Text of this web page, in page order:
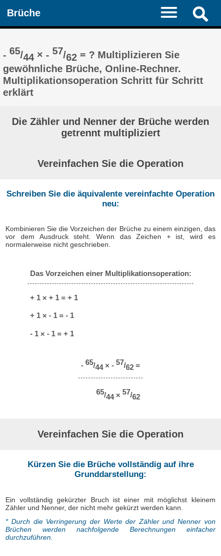
Brüche
-65/44 × -57/62 = ? Multiplizieren Sie
gewöhnliche Brüche, Online-Rechner.
Multiplikationsoperation Schritt für Schritt
erklärt
Die Zähler und Nenner der Brüche werden
getrennt multipliziert
Vereinfachen Sie die Operation
Schreiben Sie die äquivalente vereinfachte Operation
neu:
Kombinieren Sie die Vorzeichen der Brüche zu einem einzigen, das
vor dem Ausdruck steht. Wenn das Zeichen + ist, wird es
normalerweise nicht geschrieben.
Das Vorzeichen einer Multiplikationsoperation:
+ 1 × + 1 = + 1
+ 1 × - 1 = - 1
- 1 × - 1 = + 1
- 65/44 × - 57/62 =
65/44 × 57/62
Vereinfachen Sie die Operation
Kürzen Sie die Brüche vollständig auf ihre
Grunddarstellung:
Ein vollständig gekürzter Bruch ist einer mit möglichst kleinem
Zähler und Nenner, der nicht mehr gekürzt werden kann.
* Durch die Verringerung der Werte der Zähler und Nenner von
Brüchen werden nachfolgende Berechnungen einfacher
durchzuführen.